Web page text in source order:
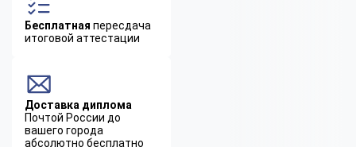
Бесплатная пересдача
итоговой аттестации
Доставка диплома
Почтой России до
вашего города
абсолютно бесплатно